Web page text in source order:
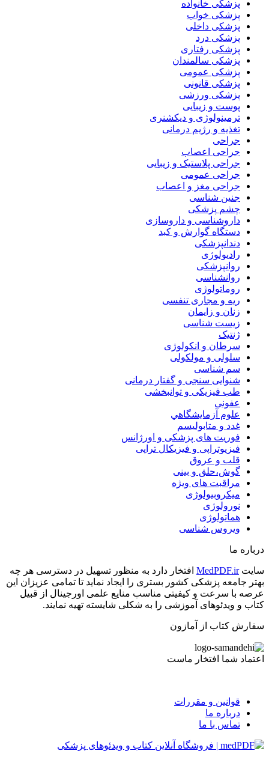
پزشکی خانواده
پزشکی خواب
پزشکی داخلی
پزشکی درد
پزشکی رفتاری
پزشکی سالمندان
پزشکی عمومی
پزشکی قانونی
پزشکی ورزشی
پوست و زیبایی
ترمینولوژی و دیکشنری
تغذیه و رژیم درمانی
جراحی
جراحی اعصاب
جراحی پلاستیک و زیبایی
جراحی عمومی
جراحی مغز و اعصاب
جنین شناسی
چشم پزشکی
داروشناسی و داروسازی
دستگاه گوارش و کبد
دندانپزشکی
رادیولوژی
روانپزشکی
روانشناسی
روماتولوژی
ریه و مجاری تنفسی
زنان و زایمان
زیست شناسی
ژنتیک
سرطان و انکولوژی
سلولی و مولکولی
سم شناسی
شنوایی سنجی و گفتار درمانی
طب فیزیکی و توانبخشی
عفونی
علوم آزمايشگاهي
غدد و متابولیسم
فوریت های پزشکی و اورژانس
فیزیوتراپی و فیزیکال تراپی
قلب و عروق
گوش،حلق و بینی
مراقبت های ویژه
میکروبیولوژی
نورولوژی
هماتولوژی
ویروس شناسی
درباره ما
سایتMedPDF.ir افتخار دارد به منظور تسهیل در دسترسی هر چه
بهتر جامعه پزشکی کشور بستری را ایجاد نماید تا تمامی عزیزان این
عرصه با سرعت و کیفیتی مناسب منایع علمی اورجینال از قبیل
کتاب و ویدئوهای آموزشی را به شکلی شایسته تهیه نمایند.
سفارش کتاب از آمازون
اعتماد شما افتخار ماست
قوانین و مقررات
درباره ما
تماس با ما